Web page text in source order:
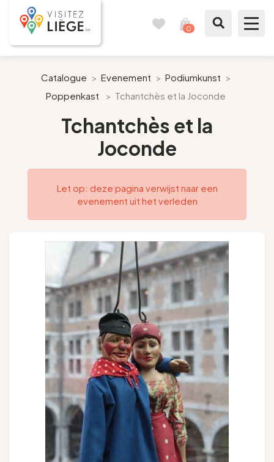
0
Inspiraties
Bereid mijn verblijf voor
Onze suggesties
Volg ons
Groepen en touroperators
NL
Catalogue > Evenement > Podiumkunst >
Poppenkast
> Tchantchès et la Joconde
Tchantchès et la
Joconde
Let op: deze pagina verwijst naar een
evenement uit het verleden